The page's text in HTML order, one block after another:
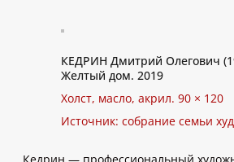
КЕДРИН Дмитрий Олегович
Желтый дом. 2019
Холст, масло, акрил. 90 × 120
Источник: собрание семьи